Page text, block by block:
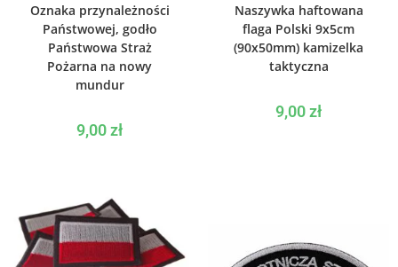
Oznaka przynależności
Państwowej, godło
Państwowa Straż
Pożarna na nowy
mundur
9,00zł
Naszywka haftowana
flaga Polski 9x5cm
(90x50mm) kamizelka
taktyczna
9,00zł